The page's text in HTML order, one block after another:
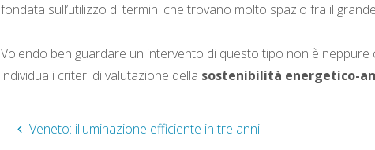
fondata sull’utilizzo di termini che trovano molto spazio fra il
Volendo ben guardare un intervento di questo tipo non è
individua i criteri di valutazione della sostenibilità energetico-
Veneto: illuminazione efficiente in tre anni